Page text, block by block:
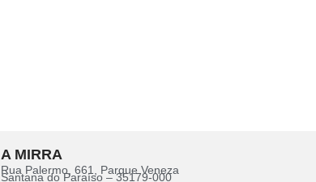
A MIRRA
Rua Palermo, 661, Parque Veneza
Santana do Paraíso – 35179-000